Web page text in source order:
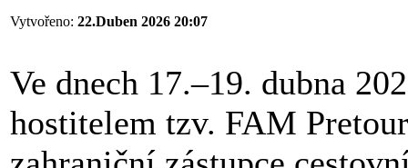
Vytvořeno: 22.Duben 2026 20:07
Ve dnech 17.–19. dubna
hostitelem tzv. FAM